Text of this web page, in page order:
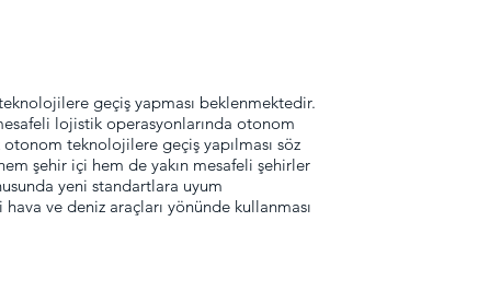
geçiş yapması beklenmektedir.
lojistik operasyonlarında otonom
teknolojilere geçiş yapılması söz
şehir içi hem de yakın mesafeli şehirler
yeni standartlara uyum
ve deniz araçları yönünde kullanması